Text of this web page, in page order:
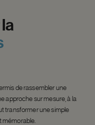
la
de rassembler une
approche sur mesure, à la
transformer une simple